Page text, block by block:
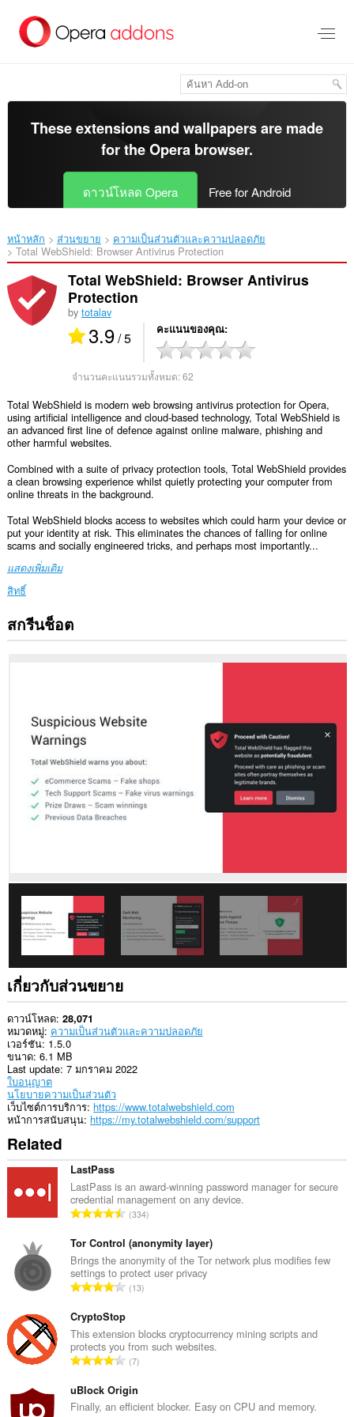
These extensions and wallpapers are made
for theOpera browser.
ดาวน์โหลด Opera Free for Android
หน้าหลัก ส่วนขยาย
ความเป็นส่วนตัวและความปลอดภัย
Total WebShield: Browser Antivirus Protection‎
Total WebShield: Browser Antivirus
Protection
by totalav
3.9/ 5 คะแนนของคุณ
จำนวนคะแนนรวมทั้งหมด:62
Total WebShield is modern web browsing antivirus protection for Opera,
using artificial intelligence and cloud-based technology, Total WebShield is
an advanced first line of defence against online malware, phishing and
other harmful websites.
Combined with a suite of privacy protection tools, Total WebShield provides
a clean browsing experience whilst quietly protecting your computer from
online threats in the background.
Total WebShield blocks access to websites which could harm your device or
put your identity at risk. This eliminates the chances of falling for online
scams and socially engineered tricks, and perhaps most importantly...
แสดงเพิ่มเติม
สิทธิ์
ส่วน
ขยาย
ทั้งหมด
ขยาย
เว็บไซต์
สามารถ
คุณสมบัติ
เช่น
คุกกี้
JavaScript
และ
ปลั๊กอิน
ต่างๆ
ได้
หรือ
ไม่
This
extension
create
rich
notifications
display
to
the
system
tray.
ขยาย
นี้
สามารถ
ควบคุม
ค่าที่
เกี่ยวข้อง
สกรีนช็อต
เกี่ยวกับส่วนขยาย
ดาวน์โหลด 28,071
หมวดหมู่ ความเป็นส่วนตัวและความปลอดภัย
เวอร์ชัน 1.5.0
ขนาด 6.1 MB
Last update 7 มกราคม 2022
ใบอนุญาต
นโยบายความเป็นส่วนตัว
เว็บไซต์การบริการ https://www.totalwebshield.com
หน้าการสนับสนุน https://my.totalwebshield.com/support
Related
LastPass
LastPass is an award-winning password manager for secure
credential management on any device.
จำ
ว
น
ค
ะ
น
น
ร
ว
ม
ทั้
334
Tor Control (anonymity layer)
Brings the anonymity of the Tor network plus modifies few
settings to protect user privacy
จำ
ว
น
ค
ะ
น
น
13
CryptoStop
This extension blocks cryptocurrency mining scripts and
protects you from such websites.
จำ
ว
น
7
uBlock Origin
Finally, an efficient blocker. Easy on CPU and memory.